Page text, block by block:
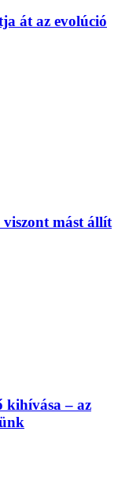
át az evolúció
mást állít
kihívása – az